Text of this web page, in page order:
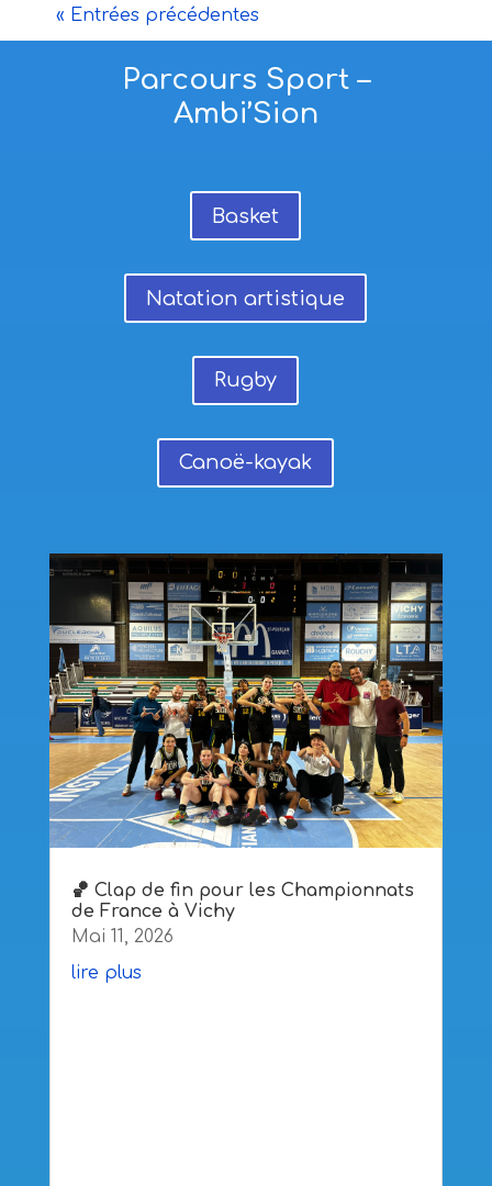
« Entrées précédentes
Parcours Sport –
Ambi’Sion
Basket
Natation artistique
Rugby
Canoë-kayak
🏀 Clap de fin pour les Championnats
de France à Vichy
Mai 11, 2026
lire plus